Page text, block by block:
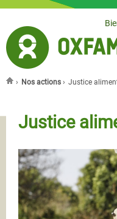
› Nos actions › Justice
Justice